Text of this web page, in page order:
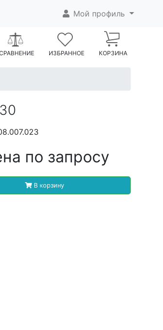
Мой профиль
ИЗБРАННОЕ КОРЗИНА
по запросу
В корзину